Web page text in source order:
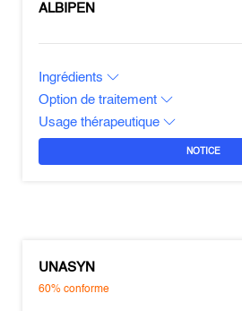
ALBIPEN
Ingrédients
Option de traitement
Usage thérapeutique
NOTICE
UNASYN
60%conforme